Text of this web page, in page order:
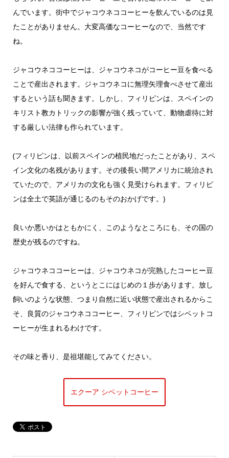
んでいます。街中でジャコウネココーヒーを飲んでいるのは見
たことがありません。大変高価なコーヒーなので、当然です
ね。
ジャコウネココーヒーは、ジャコウネコがコーヒー豆を食べる
ことで産出されます。ジャコウネコに無理矢理食べさせて産出
するという話も聞きます。しかし、フィリピンは、スペインの
キリスト教カトリックの影響が強く残っていて、動物虐待に対
する厳しい法律も作られています。
(フィリピンは、以前スペインの植民地だったことがあり、スペ
イン文化の名残があります。その後長い間アメリカに統治され
ていたので、アメリカの文化も強く見受けられます。フィリピ
ンは全土で英語が通じるのもそのおかげです。)
良いか悪いかはともかにく、このようなところにも、その国の
歴史が残るのですね。
ジャコウネココーヒーは、ジャコウネコが完熟したコーヒー豆
を好んで食する、というとこにはじめの１歩があります。放し
飼いのような状態、つまり自然に近い状態で産出されるからこ
そ、良質のジャコウネココーヒー、フィリピンではシベットコ
ーヒーが生まれるわけです。
その味と香り、是祖堪能してみてください。
エクーア シベットコーヒー